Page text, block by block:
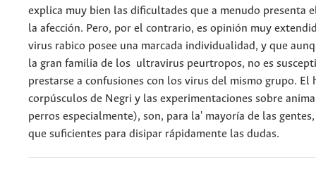
explica muy bien las dificultades que a menudo presenta
la afección. Pero, por el contrario, es opinión muy
virus rabico posee una marcada individualidad, y que
la gran familia de los ultravirus peurtropos, no es
prestarse a confusiones con los virus del mismo grupo. El
corpúsculos de Negri y las experimentaciones sobre
perros especialmente), son, para la' mayoría de las
que suficientes para disipar rápidamente las dudas.